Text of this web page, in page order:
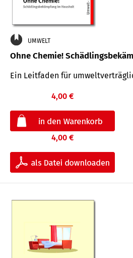
UMWELT
Ohne Chemie!
Ein Leitfaden für
4,00 €
4,00 €